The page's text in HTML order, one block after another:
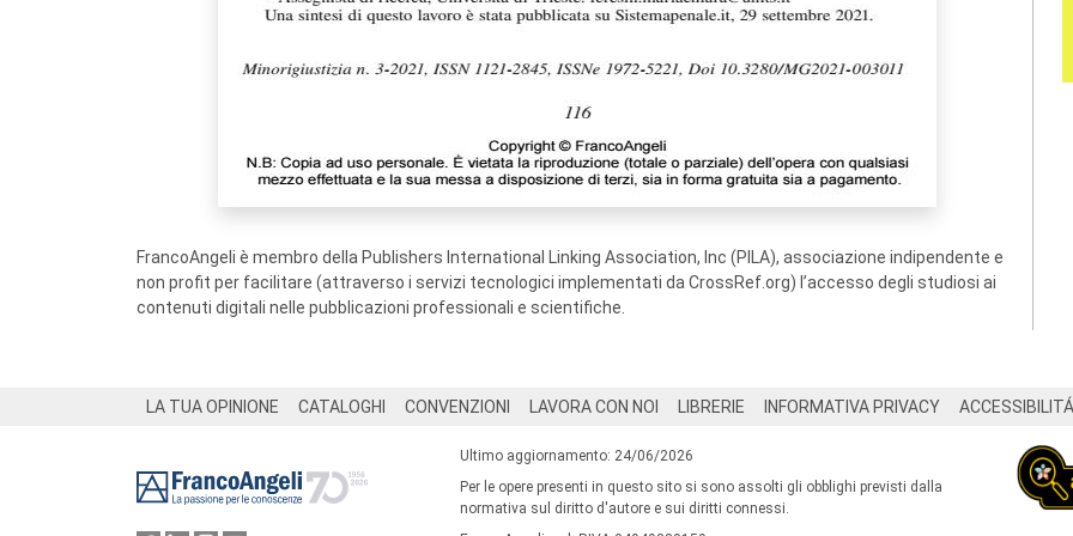
FrancoAngeli è membro della Publishers International Linking Association, Inc (PILA), associazione indipendente e
non profit per facilitare (attraverso i servizi tecnologici implementati da CrossRef.org) l’accesso degli studiosi ai
contenuti digitali nelle pubblicazioni professionali e scientifiche.
LA TUA OPINIONE CATALOGHI CONVENZIONI LAVORA CON NOI LIBRERIE INFORMATIVA PRIVACY ACCESSIBILITÁ
Ultimo aggiornamento: 24/06/2026
Per le opere presenti in questo sito si sono assolti gli obblighi previsti dalla
normativa sul diritto d'autore e sui diritti connessi.